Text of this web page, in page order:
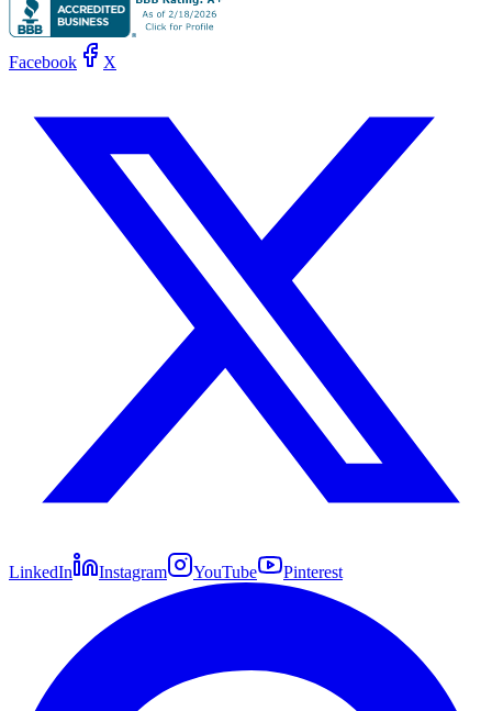
Facebook X
LinkedIn Instagram YouTube Pinterest